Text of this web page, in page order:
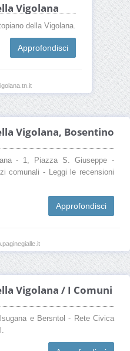
Vigolana
della Vigolana.
Approfondisci
Vigolana, Bosentino
- 1, Piazza S. Giuseppe -
comunali - Leggi le recensioni
Approfondisci
Vigolana / I Comuni
e Bersntol - Rete Civica